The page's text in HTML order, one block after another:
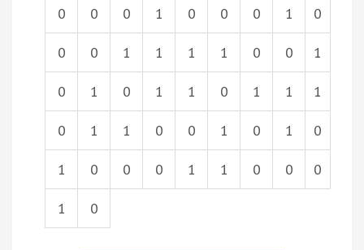
0 0 0 1 0 0 0 1 0
0 0 1 1 1 1 0 0 1
0 1 0 1 1 0 1 1 1
0 1 1 0 0 1 0 1 0
1 0 0 0 1 1 0 0 0
1 0